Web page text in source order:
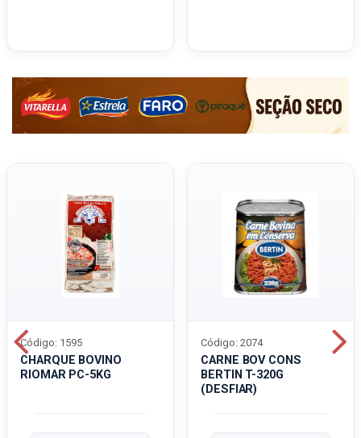
CHARQUE BOVINO
RIOMAR PC-5KG
Código: 1595
CARNE BOV CONS
BERTIN T-320G
(DESFIAR)
Código: 2074